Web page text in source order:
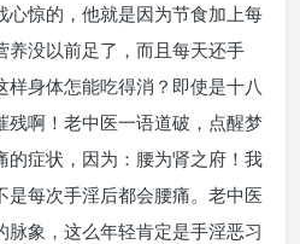
心惊的，他就是因为节食加上每
养没以前足了，而且每天还手
身体怎能吃得消？即使是十八
残啊！老中医一语道破，点醒梦
的症状，因为：腰为肾之府！我
是每次手淫后都会腰痛。老中医
象，这么年轻肯定是手淫恶习